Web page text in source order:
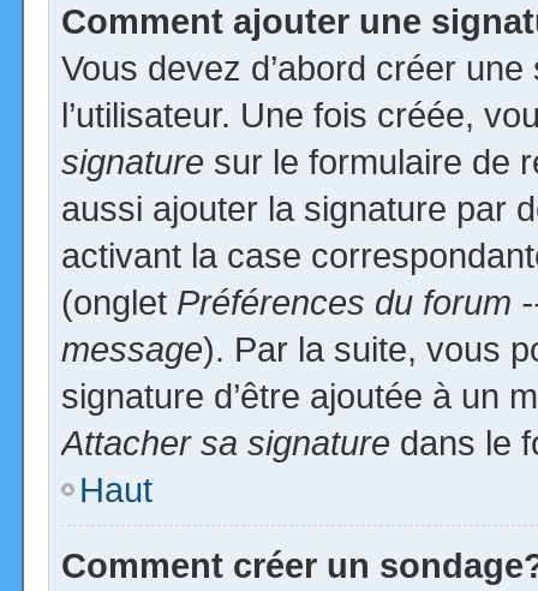
Comment ajouter une
Vous devez d’abord créer
l’utilisateur. Une fois créée,
signature sur le formulaire de
aussi ajouter la signature par
activant la case
(onglet Préférences du forum
message). Par la suite, vous
signature d’être ajoutée à un
Attacher sa signature dans le
Haut
Comment créer un